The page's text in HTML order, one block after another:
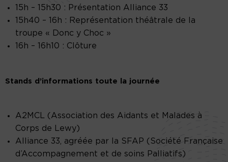
15h – 15h30 : Présentation Alliance 33
15h40 – 16h : Représentation théâtrale de la
troupe « Donc y Choc »
16h – 16h10 : Clôture
Stands d’informations toute la journée
A2MCL (Association des Aidants et Malades à
Corps de Lewy)
Alliance 33, agréée par la SFAP (Société Française
d’Accompagnement et de soins Palliatifs)